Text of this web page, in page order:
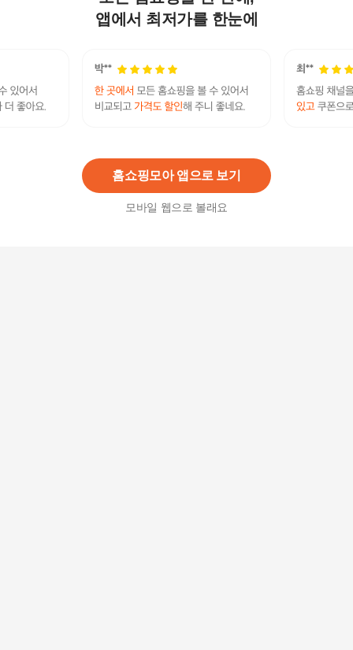
앱에서 최저가를 한눈에
홈쇼핑모아 앱으로 보기
모바일 웹으로 볼래요
11BT 수도권기본설치 및 실외기 리모컨포함
1,540,000 원
스탠드 에어컨 삼성 리모컨 (OD-3003)